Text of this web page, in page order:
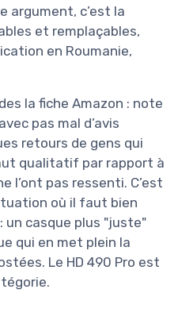
argument, c’est la
et remplaçables,
en Roumanie,
la fiche Amazon : note
pas mal d’avis
retours de gens qui
qualitatif par rapport à
l’ont pas ressenti. C’est
où il faut bien
un casque plus "juste"
qui en met plein la
Le HD 490 Pro est